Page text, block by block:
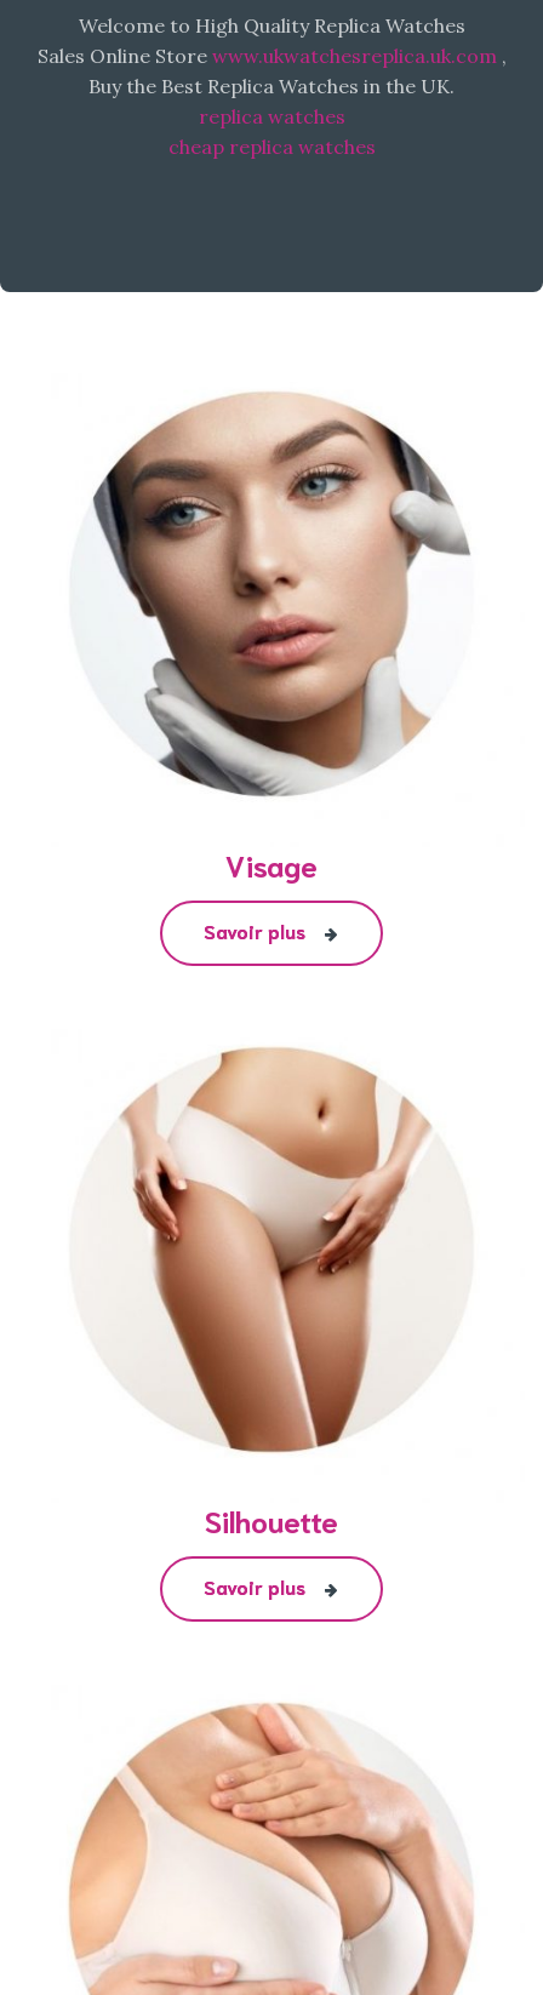
Découvrez nos interventions
Welcome to High Quality Replica Watches
Sales Online Store www.ukwatchesreplica.uk.com ,
Buy the Best Replica Watches in the UK.
replica watches
cheap replica watches
Visage
Savoir plus
Silhouette
Savoir plus